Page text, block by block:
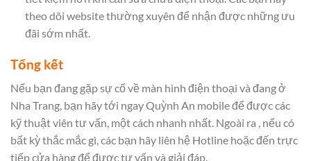
theo dõi website thường xuyên để nhận được những ưu
đãi sớm nhất.
Tổng kết
Nếu bạn đang gặp sự cố về màn hình điện thoại và đang ở
Nha Trang, bạn hãy tới ngay Quỳnh An mobile để được các
kỹ thuật viên tư vấn, một cách nhanh nhất. Ngoài ra , nếu có
bất kỳ thắc mắc gì, các bạn hãy liên hệ Hotline hoặc đến trực
tiếp cửa hàng để được tư vấn và giải đáp.